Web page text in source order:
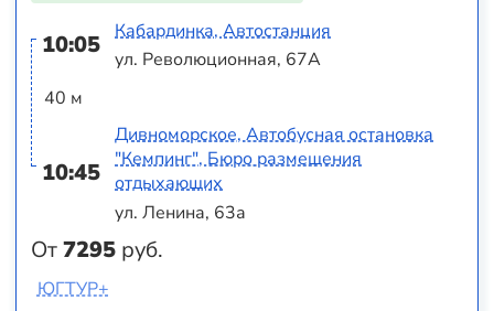
10:05
40 м
10:45
От7295 руб.
Кабардинка, Автостанция
ул. Революционная, 67А
Дивноморское, Автобусная остановка
"Кемпинг", Бюро размещения
отдыхающих
ул. Ленина, 63а
ЮГТУР+